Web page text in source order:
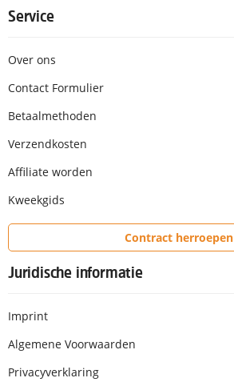
Service
Over ons
Contact Formulier
Betaalmethoden
Verzendkosten
Affiliate worden
Kweekgids
Contract herroepen
Juridische informatie
Imprint
Algemene Voorwaarden
Privacyverklaring